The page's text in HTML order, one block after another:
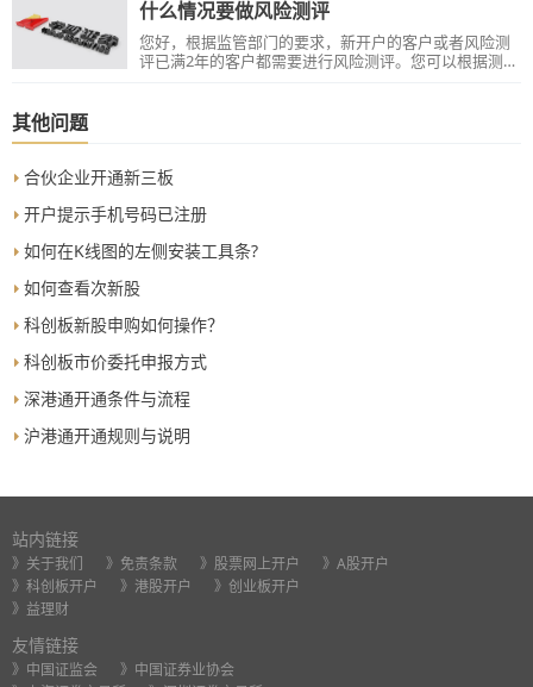
作。【温馨提示】：1.每天只能进行一次风险承受能力
测评。2.微信端是T+0实时同步，通常过
什么情况要做风险测评
您好，根据监管部门的要求，新开户的客户或者风险测
评已满2年的客户都需要进行风险测评。您可以根据测评
其他问题
合伙企业开通新三板
开户提示手机号码已注册
如何在K线图的左侧安装工具条?
如何查看次新股
科创板新股申购如何操作？
科创板市价委托申报方式
深港通开通条件与流程
沪港通开通规则与说明
站内链接
》关于我们 》免责条款 》股票网上开户
》A股开户
》科创板开户
》港股开户
》创业板开户
》益理财
友情链接
》中国证监会
》中国证券业协会